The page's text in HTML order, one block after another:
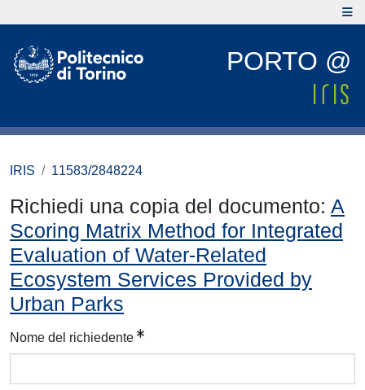
PORTO @
IRIS 11583/2848224
Richiedi una copia del documento: A
Scoring Matrix Method for Integrated
Evaluation of Water-Related
Ecosystem Services Provided by
Urban Parks
Nome del richiedente